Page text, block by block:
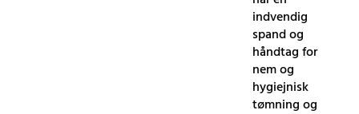
indvendig
spand og
håndtag for
nem og
hygiejnisk
tømning og